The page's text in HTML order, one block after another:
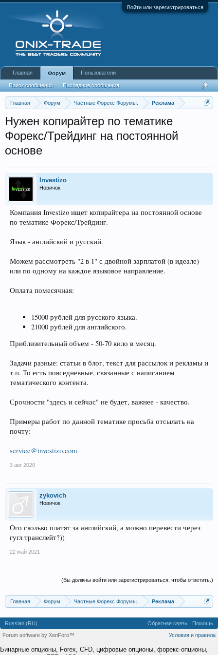
Войти или зарегистрироваться
Главная Форум Частные Форекс Форумы. Реклама
Нужен копирайтер по тематике
Форекс/Трейдинг на постоянной
основе
Investizo
Новичок
Компания Investizo ищет копирайтера на постоянной основе
по тематике Форекс/Трейдинг.
Язык - английский и русский.
Можем рассмотреть "2 в 1" с двойной зарплатой (в идеале)
или по одному на каждое языковое направление.
Оплата помесячная:
15000 рублей для русского языка.
21000 рублей для английского.
Приблизительный объем - 50-70 кило в месяц.
Задачи разные: статьи в блог, текст для рассылок и рекламы и
т.п. То есть повседневные, связанные с написанием
тематического контента.
Срочности "здесь и сейчас" не будет, важнее - качество.
Примеры работ по данной тематике просьба отсылать на
почту:
service@investizo.com
3 авг 2020
zykovich
Новичок
Ого сколько платят за английский, а можно перевести через
гугл транслейт?))
22 май 2021
(Вы должны войти или зарегистрироваться, чтобы ответить.)
Главная Форум Частные Форекс Форумы. Реклама
Главная Форум
Поиск сообщений Последние сообщения
Пользователи
Russian (RU) Обратная связь
Помощь
Условия и правила
Forum software by XenForo™
Бинарные опционы, Forex, CFD, цифровые опционы, форекс-опционы,